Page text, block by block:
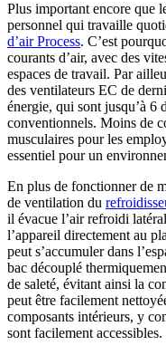
Plus important encore que
personnel qui travaille
d’air Process. C’est
courants d’air, avec des
espaces de travail. Par
des ventilateurs EC de
énergie, qui sont jusqu’à 6
conventionnels. Moins de
musculaires pour les
essentiel pour un
En plus de fonctionner de
de ventilation du
il évacue l’air refroidi
l’appareil directement au
peut s’accumuler dans
bac découplé
de saleté, évitant ainsi la
peut être facilement
composants intérieurs, y
sont facilement accessibles.